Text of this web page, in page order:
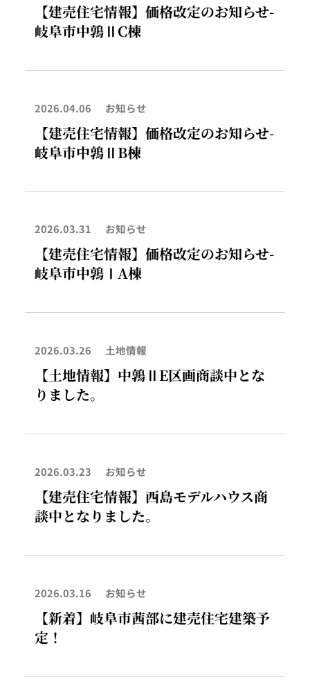
【建売住宅情報】価格改定のお知らせ-
岐阜市中鶉ⅡC棟
2026.04.06 お知らせ
【建売住宅情報】価格改定のお知らせ-
岐阜市中鶉ⅡB棟
2026.03.31 お知らせ
【建売住宅情報】価格改定のお知らせ-
岐阜市中鶉ⅠA棟
2026.03.26 土地情報
【土地情報】中鶉ⅡE区画商談中とな
りました。
2026.03.23 お知らせ
【建売住宅情報】西島モデルハウス商
談中となりました。
2026.03.16 お知らせ
【新着】岐阜市茜部に建売住宅建築予
定！